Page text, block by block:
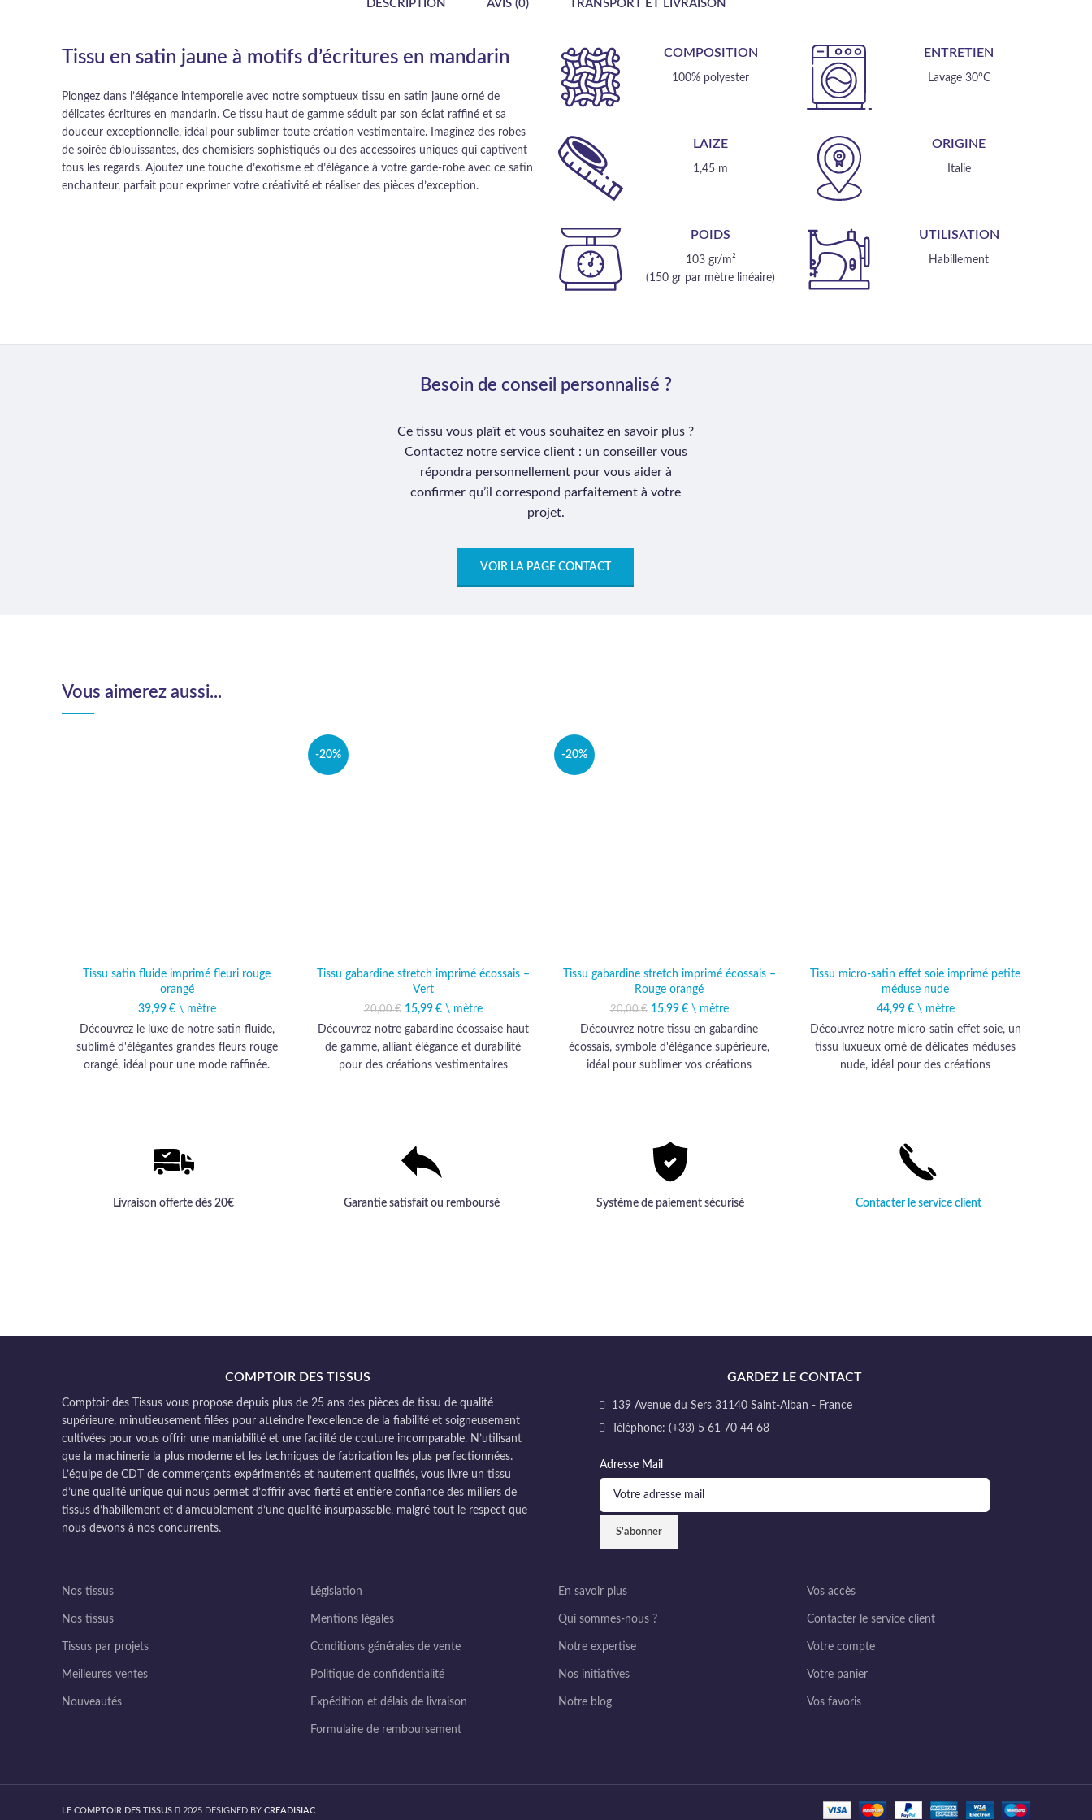
DESCRIPTION AVIS (0) TRANSPORT ET LIVRAISON
Tissu en satin jaune à motifs d’écritures en mandarin
Plongez dans l’élégance intemporelle avec notre somptueux tissu en satin jaune orné de
délicates écritures en mandarin. Ce tissu haut de gamme séduit par son éclat raffiné et sa
douceur exceptionnelle, idéal pour sublimer toute création vestimentaire. Imaginez des robes
de soirée éblouissantes, des chemisiers sophistiqués ou des accessoires uniques qui captivent
tous les regards. Ajoutez une touche d’exotisme et d’élégance à votre garde-robe avec ce satin
enchanteur, parfait pour exprimer votre créativité et réaliser des pièces d’exception.
COMPOSITION
100% polyester
LAIZE
1,45 m
POIDS
103 gr/m²
(150 gr par mètre linéaire)
ENTRETIEN
Lavage 30°C
ORIGINE
Italie
UTILISATION
Habillement
Besoin de conseil personnalisé ?
Ce tissu vous plaît et vous souhaitez en savoir plus ?
Contactez notre service client : un conseiller vous
répondra personnellement pour vous aider à
confirmer qu’il correspond parfaitement à votre
projet.
VOIR LA PAGE CONTACT
Vous aimerez aussi...
Tissu satin fluide imprimé fleuri rouge
orangé
39,99 €\ mètre
Découvrez le luxe de notre satin fluide,
sublimé d'élégantes grandes fleurs rouge
orangé, idéal pour une mode raffinée.
-20%
Tissu gabardine stretch imprimé écossais –
Vert
20,00€
Le prix initial était :
20,00 €.
15,99 € Le prix actuel est :
15,99 €.
\ mètre
Découvrez notre gabardine écossaise haut
de gamme, alliant élégance et durabilité
pour des créations vestimentaires
-20%
Tissu gabardine stretch imprimé écossais –
Rouge orangé
20,00€
Le prix initial était :
20,00 €.
15,99 € Le prix actuel est :
15,99 €.
\ mètre
Découvrez notre tissu en gabardine
écossais, symbole d'élégance supérieure,
idéal pour sublimer vos créations
Tissu micro-satin effet soie imprimé petite
méduse nude
44,99 €\ mètre
Découvrez notre micro-satin effet soie, un
tissu luxueux orné de délicates méduses
nude, idéal pour des créations
Livraison offerte dès 20€ Garantie satisfait ou remboursé Système de paiement sécurisé Contacter le service client
COMPTOIR DES TISSUS
Comptoir des Tissus vous propose depuis plus de 25 ans des pièces de tissu de qualité
supérieure, minutieusement filées pour atteindre l’excellence de la fiabilité et soigneusement
cultivées pour vous offrir une maniabilité et une facilité de couture incomparable. N’utilisant
que la machinerie la plus moderne et les techniques de fabrication les plus perfectionnées.
L’équipe de CDT de commerçants expérimentés et hautement qualifiés, vous livre un tissu
d’une qualité unique qui nous permet d’offrir avec fierté et entière confiance des milliers de
tissus d’habillement et d’ameublement d’une qualité insurpassable, malgré tout le respect que
nous devons à nos concurrents.
GARDEZ LE CONTACT
139 Avenue du Sers 31140 Saint-Alban - France
Téléphone: (+33) 5 61 70 44 68
Adresse Mail
Nos tissus
Nos tissus
Tissus par projets
Meilleures ventes
Nouveautés
Législation
Mentions légales
Conditions générales de vente
Politique de confidentialité
Expédition et délais de livraison
Formulaire de remboursement
En savoir plus
Qui sommes-nous ?
Notre expertise
Nos initiatives
Notre blog
Vos accès
Contacter le service client
Votre compte
Votre panier
Vos favoris
LE COMPTOIR DES TISSUS 2025 DESIGNED BY CREADISIAC